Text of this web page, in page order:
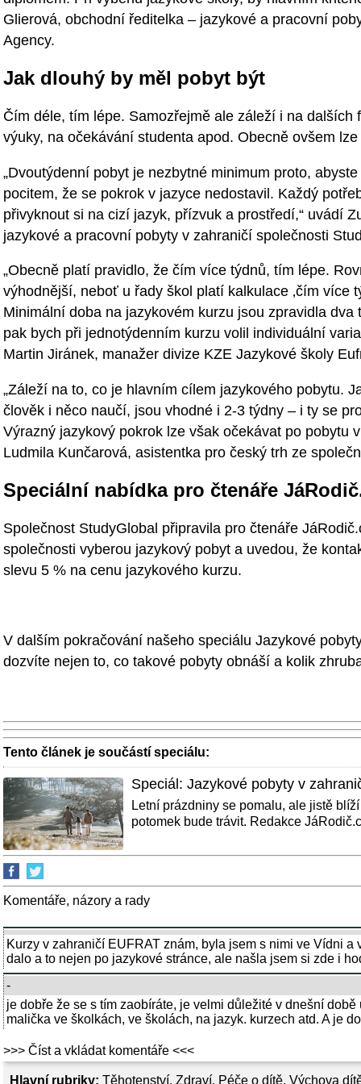
Hlavní rubriky: Těhotenství, Zdraví, Péče o dítě, Výchova
Glierová, obchodní ředitelka – jazykové a pracovní
Agency.
Jak dlouhý by měl pobyt být
Čím déle, tím lépe. Samozřejmě ale záleží i na dalších
výuky, na očekávání studenta apod. Obecně ovšem
„Dvoutýdenní pobyt je nezbytné minimum proto,
pocitem, že se pokrok v jazyce nedostavil. Každý
přivyknout si na cizí jazyk, přízvuk a prostředí,“ uvádí
jazykové a pracovní pobyty v zahraničí společnosti
„Obecně platí pravidlo, že čím více týdnů, tím lépe.
výhodnější, neboť u řady škol platí kalkulace ‚čím více
Minimální doba na jazykovém kurzu jsou zpravidla
pak bych při jednotýdenním kurzu volil individuální
Martin Jiránek, manažer divize KZE Jazykové školy
„Záleží na to, co je hlavním cílem jazykového pobytu.
člověk i něco naučí, jsou vhodné i 2-3 týdny – i ty se
Výrazný jazykový pokrok lze však očekávat po pobytu
Ludmila Kunčarová, asistentka pro český trh ze
Speciální nabídka pro čtenáře
Společnost StudyGlobal připravila pro čtenáře
společnosti vyberou jazykový pobyt a uvedou, že
slevu 5 % na cenu jazykového kurzu.
V dalším pokračování našeho speciálu Jazykové
dozvíte nejen to, co takové pobyty obnáší a kolik
Tento článek je součástí speciálu:
Speciál: Jazykové pobyty v
Letní prázdniny se pomalu, ale jistě
potomek bude trávit. Redakce
Komentáře, názory a rady
Kurzy v zahraničí EUFRAT znám, byla jsem s nimi ve Vídni a
dalo a to nejen po jazykové stránce, ale našla jsem si zde i
-
je dobře že se s tím zaobíráte, je velmi důležité v dnešní
malička ve školkách, ve školách, na jazyk. kurzech atd. A je
>>> Číst a vkládat komentáře <<<